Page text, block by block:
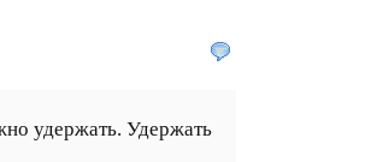
удержать. Удержать